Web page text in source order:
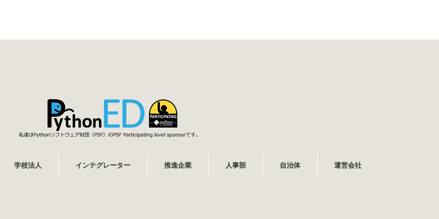
学校法人 インテグレーター 推進企業 人事部 自治体 運営会社